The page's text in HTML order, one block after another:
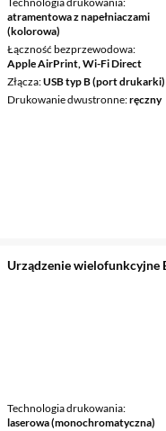
atramentowa z napełniaczami
(kolorowa)
Łączność bezprzewodowa
Apple AirPrint, Wi-Fi Direct
Złącza USB typ B (port drukarki)
Drukowanie dwustronne ręczny
Urządzenie wielofunkcyjne
Technologia drukowania
laserowa (monochromatyczna)